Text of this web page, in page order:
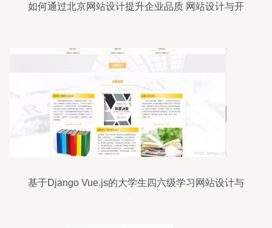
如何通过北京网站设计提升企业品质 网站设计与开
基于Django Vue.js的大学生四六级学习网站设计与